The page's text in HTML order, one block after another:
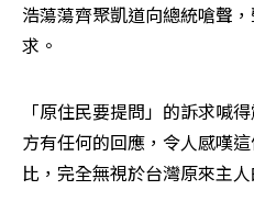
浩蕩蕩齊聚凱道向總統嗆聲
求。
「原住民要提問」的訴求喊
方有任何的回應，令人感嘆
比，完全無視於台灣原來主